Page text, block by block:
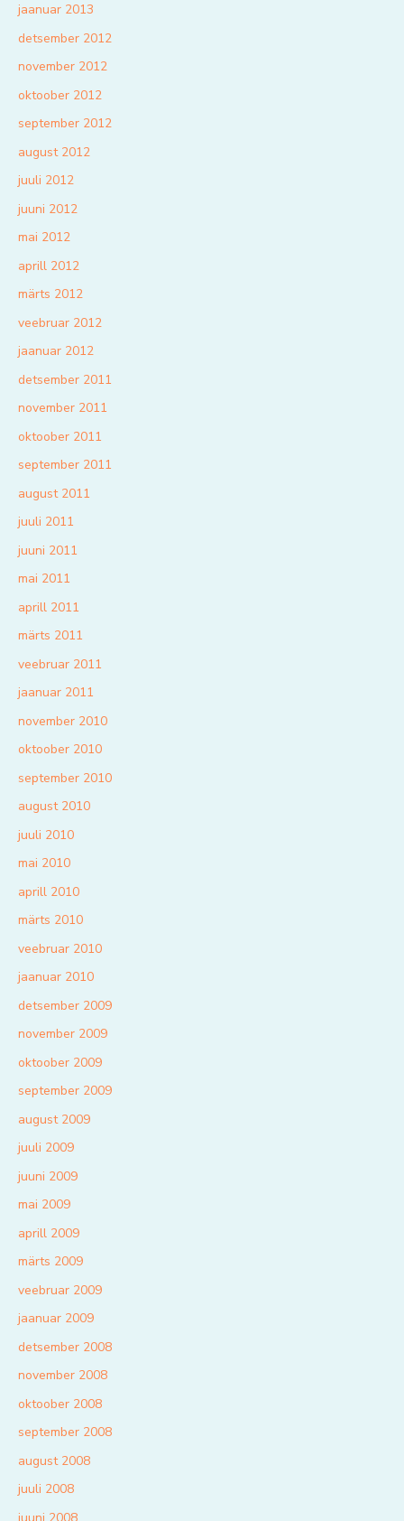
jaanuar 2013
detsember 2012
november 2012
oktoober 2012
september 2012
august 2012
juuli 2012
juuni 2012
mai 2012
aprill 2012
märts 2012
veebruar 2012
jaanuar 2012
detsember 2011
november 2011
oktoober 2011
september 2011
august 2011
juuli 2011
juuni 2011
mai 2011
aprill 2011
märts 2011
veebruar 2011
jaanuar 2011
november 2010
oktoober 2010
september 2010
august 2010
juuli 2010
mai 2010
aprill 2010
märts 2010
veebruar 2010
jaanuar 2010
detsember 2009
november 2009
oktoober 2009
september 2009
august 2009
juuli 2009
juuni 2009
mai 2009
aprill 2009
märts 2009
veebruar 2009
jaanuar 2009
detsember 2008
november 2008
oktoober 2008
september 2008
august 2008
juuli 2008